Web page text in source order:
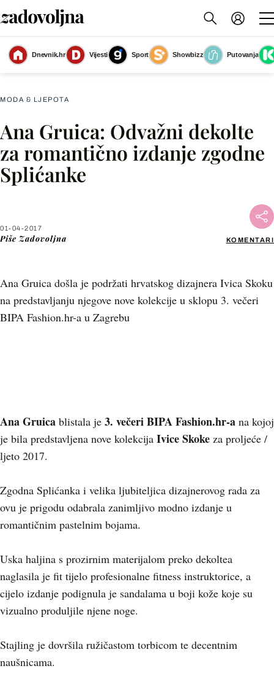
Dnevnik.hr Vijesti Sport Showbizz
Putovanja
Slika nije dostupna
MODA & LJEPOTA
Ana Gruica: Odvažni dekolte
za romantično izdanje zgodne
Splićanke
01-04-2017
Piše Zadovoljna KOMENTARI
Ana Gruica došla je podržati hrvatskog dizajnera Ivica Skoku
na predstavljanju njegove nove kolekcije u sklopu 3. večeri
BIPA Fashion.hr-a u Zagrebu
Facebook
X
Ana Gruica blistala je 3. večeri BIPA Fashion.hr-a na kojoj
je bila predstavljena nove kolekcija Ivice Skoke za proljeće /
ljeto 2017.
Zgodna Splićanka i velika ljubiteljica dizajnerovog rada za
ovu je prigodu odabrala zanimljivo modno izdanje u
romantičnim pastelnim bojama.
Uska haljina s prozirnim materijalom preko dekoltea
naglasila je fit tijelo profesionalne fitness instruktorice, a
cijelo izdanje podignula je sandalama u boji kože koje su
vizualno produljile njene noge.
Stajling je dovršila ružičastom torbicom te decentnim
naušnicama.